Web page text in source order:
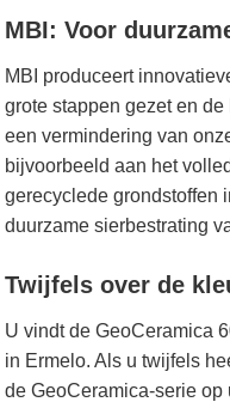
MBI: Voor
MBI produceert
grote stappen gezet en
een vermindering van
bijvoorbeeld aan het
gerecyclede grondstoffen
duurzame sierbestrating
Twijfels over de
U vindt de GeoCeramica
in Ermelo. Als u twijfels
de GeoCeramica-serie